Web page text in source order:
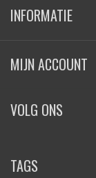
INFORMATIE
MIJN ACCOUNT
VOLG ONS
TAGS